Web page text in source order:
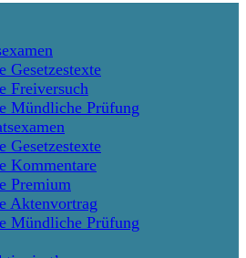
Gesetzestexte
Freiversuch
Mündliche Prüfung
Gesetzestexte
Kommentare
Premium
Aktenvortrag
Mündliche Prüfung